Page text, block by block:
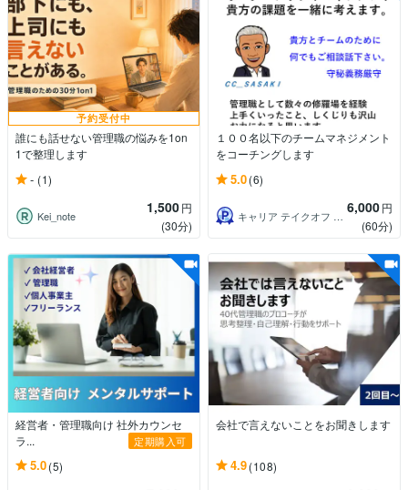
予約受付中
誰にも話せない管理職の悩みを1on
1で整理します
- (1)
Kei_note 1,500円
(30分)
１００名以下のチームマネジメント
をコーチングします
5.0(6)
キャリア テイクオフ CC＿SASAKI 6,000円
(60分)
経営者・管理職向け 社外カウンセ
ラ...
定期購入可
5.0(5)
会社で言えないことをお聞きします
4.9(108)